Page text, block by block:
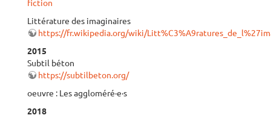
fiction
Littérature des imaginaires
https://fr.wikipedia.org/wiki/
2015
Subtil béton
https://subtilbeton.org/
oeuvre : Les aggloméré·e·s
2018